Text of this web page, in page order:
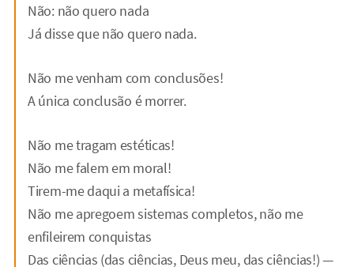
Não: não quero nada
Já disse que não quero nada.
Não me venham com conclusões!
A única conclusão é morrer.
Não me tragam estéticas!
Não me falem em moral!
Tirem-me daqui a metafísica!
Não me apregoem sistemas completos, não me
enfileirem conquistas
Das ciências (das ciências, Deus meu, das ciências!) —